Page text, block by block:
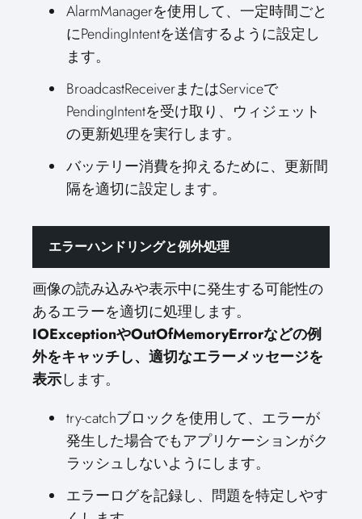
AlarmManagerを使用して、一定時間ごと
にPendingIntentを送信するように設定し
ます。
BroadcastReceiverまたはServiceで
PendingIntentを受け取り、ウィジェット
の更新処理を実行します。
バッテリー消費を抑えるために、更新間
隔を適切に設定します。
エラーハンドリングと例外処理
画像の読み込みや表示中に発生する可能性の
あるエラーを適切に処理します。
IOExceptionやOutOfMemoryErrorなどの例
外をキャッチし、適切なエラーメッセージを
表示します。
try-catchブロックを使用して、エラーが
発生した場合でもアプリケーションがク
ラッシュしないようにします。
エラーログを記録し、問題を特定しやす